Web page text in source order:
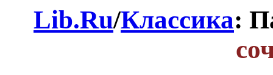
Lib.Ru/Классика: